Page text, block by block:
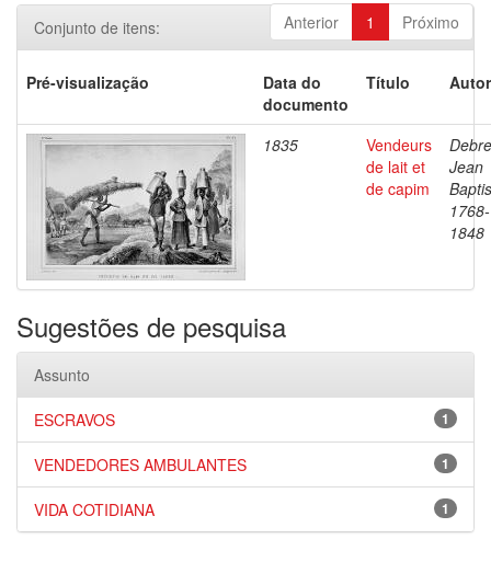
Anterior 1 Próximo
Conjunto de itens:
Pré-visualização
Data do
documento
Título
1835
Vendeurs
de lait et
de capim
Jean
1768-
1848
Sugestões de pesquisa
Assunto
1
ESCRAVOS
1
VENDEDORES AMBULANTES
1
VIDA COTIDIANA